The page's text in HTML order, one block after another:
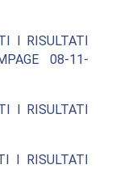
I RISULTATI
08-11-
I RISULTATI
I RISULTATI